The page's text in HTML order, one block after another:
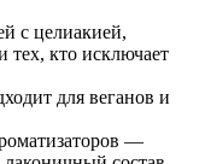
с целиакией,
тех, кто исключает
для веганов и
—